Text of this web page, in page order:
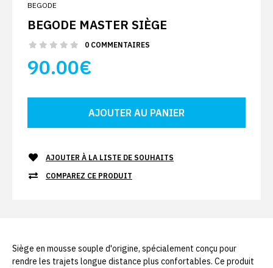
BEGODE
BEGODE MASTER SIÈGE
0 COMMENTAIRES
90.00€
AJOUTER À LA LISTE DE SOUHAITS
COMPAREZ CE PRODUIT
Siège en mousse souple d'origine, spécialement conçu pour
rendre les trajets longue distance plus confortables. Ce produit